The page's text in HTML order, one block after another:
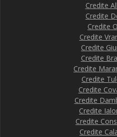
Credite
Credite
Credite
Credite
Credite
Credite
Credite
Credite
Credite
Credite
Credite
Credite
Credite